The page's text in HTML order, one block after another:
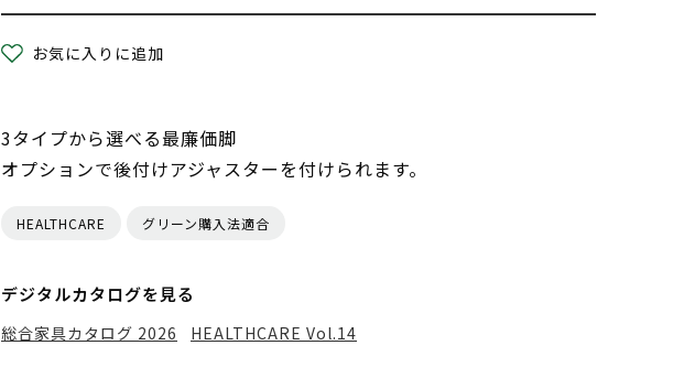
お気に入りに追加
3タイプから選べる最廉価脚
オプションで後付けアジャスターを付けられます。
HEALTHCARE グリーン購入法適合
デジタルカタログを見る
総合家具カタログ 2026 HEALTHCARE Vol.14